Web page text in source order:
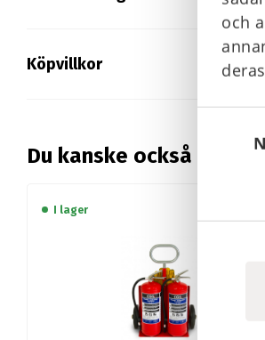
och
Köpvillkor
Du kanske också gillar
I lager